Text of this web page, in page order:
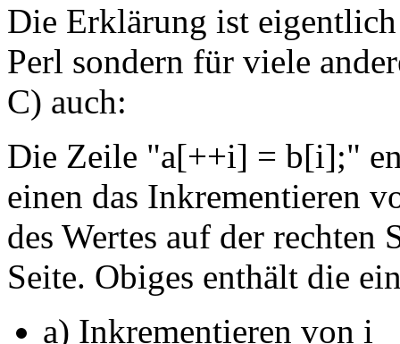
Die Erklärung ist
Perl sondern für viele
C) auch:
Die Zeile "a[++i] = b[i];"
einen das Inkrementieren
des Wertes auf der rechten
Seite. Obiges enthält die
a) Inkrementieren von i